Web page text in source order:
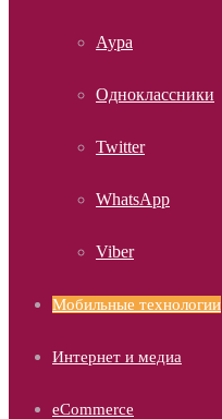
Аура
Одноклассники
Twitter
WhatsApp
Viber
Мобильные технологии
Интернет и медиа
eCommerce